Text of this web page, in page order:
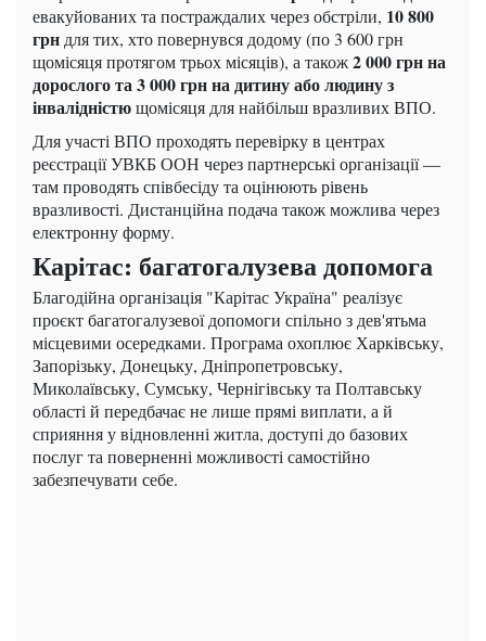
евакуйованих та постраждалих через обстріли, 10 800
грн для тих, хто повернувся додому (по 3 600 грн
щомісяця протягом трьох місяців), а також2 000 грн на
дорослого та 3 000 грн на дитину або людину з
інвалідністющомісяця для найбільш вразливих ВПО.
Для участі ВПО проходять перевірку в центрах
реєстрації УВКБ ООН через партнерські організації —
там проводять співбесіду та оцінюють рівень
вразливості. Дистанційна подача також можлива через
електронну форму.
Карітас: багатогалузева допомога
Благодійна організація "Карітас Україна" реалізує
проєкт багатогалузевої допомоги спільно з дев'ятьма
місцевими осередками. Програма охоплює Харківську,
Запорізьку, Донецьку, Дніпропетровську,
Миколаївську, Сумську, Чернігівську та Полтавську
області й передбачає не лише прямі виплати, а й
сприяння у відновленні житла, доступі до базових
послуг та поверненні можливості самостійно
забезпечувати себе.